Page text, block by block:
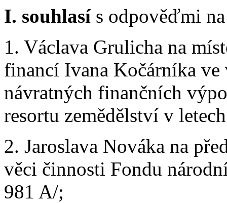
I. souhlasís odpověďmi na
1. Václava Grulicha na
financí Ivana Kočárníka ve
návratných finančních
resortu zemědělství v
2. Jaroslava Nováka na
věci činnosti Fondu
981 A/;